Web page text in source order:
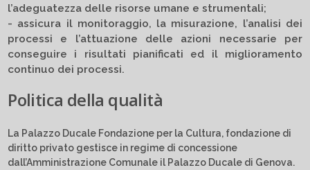
l’adeguatezza delle risorse umane e strumentali;
- assicura il monitoraggio, la misurazione, l’analisi dei
processi e l’attuazione delle azioni necessarie per
conseguire i risultati pianificati ed il miglioramento
continuo dei processi.
Politica della qualità
La Palazzo Ducale Fondazione per la Cultura, fondazione di
diritto privato gestisce in regime di concessione
dall’Amministrazione Comunale il Palazzo Ducale di Genova.